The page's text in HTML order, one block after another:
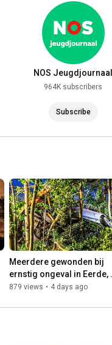
NOS Jeugdjournaal
964K subscribers
Subscribe
Meerdere gewonden bij
ernstig ongeval in Eerde,
auto belandt op kant in
879 views • 4 days ago